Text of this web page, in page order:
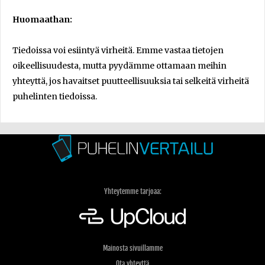
Huomaathan:
Tiedoissa voi esiintyä virheitä. Emme vastaa tietojen
oikeellisuudesta, mutta pyydämme ottamaan meihin
yhteyttä, jos havaitset puutteellisuuksia tai selkeitä virheitä
puhelinten tiedoissa.
Yhteytemme tarjoaa:
Mainosta sivuillamme